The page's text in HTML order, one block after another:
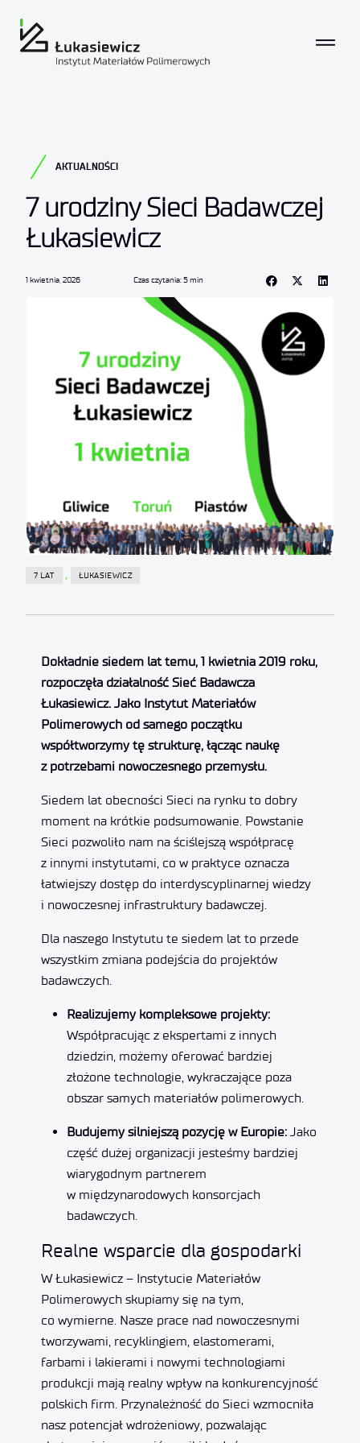
AKTUALNOŚCI
7 urodziny Sieci Badawczej
Łukasiewicz
1 kwietnia, 2026 Czas czytania: 5 min
7 LAT , ŁUKASIEWICZ
Dokładnie siedem lat temu, 1 kwietnia 2019 roku,
rozpoczęła działalność Sieć Badawcza
Łukasiewicz. Jako Instytut Materiałów
Polimerowych od samego początku
współtworzymy tę strukturę, łącząc naukę
z potrzebami nowoczesnego przemysłu.
Siedem lat obecności Sieci na rynku to dobry
moment na krótkie podsumowanie. Powstanie
Sieci pozwoliło nam na ściślejszą współpracę
z innymi instytutami, co w praktyce oznacza
łatwiejszy dostęp do interdyscyplinarnej wiedzy
i nowoczesnej infrastruktury badawczej.
Dla naszego Instytutu te siedem lat to przede
wszystkim zmiana podejścia do projektów
badawczych.
Realizujemy kompleksowe projekty:
Współpracując z ekspertami z innych
dziedzin, możemy oferować bardziej
złożone technologie, wykraczające poza
obszar samych materiałów polimerowych.
Budujemy silniejszą pozycję w Europie: Jako
część dużej organizacji jesteśmy bardziej
wiarygodnym partnerem
w międzynarodowych konsorcjach
badawczych.
Realne wsparcie dla gospodarki
W Łukasiewicz – Instytucie Materiałów
Polimerowych skupiamy się na tym,
co wymierne. Nasze prace nad nowoczesnymi
tworzywami, recyklingiem, elastomerami,
farbami i lakierami i nowymi technologiami
produkcji mają realny wpływ na konkurencyjność
polskich firm. Przynależność do Sieci wzmocniła
nasz potencjał wdrożeniowy, pozwalając